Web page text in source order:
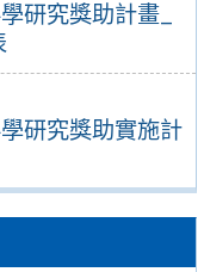
研究獎助計畫_
研究獎助實施計